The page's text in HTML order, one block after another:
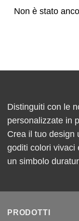
Non è stato
Distinguiti con le
personalizzate in
Crea il tuo design
goditi colori vivaci
un simbolo
PRODOTTI